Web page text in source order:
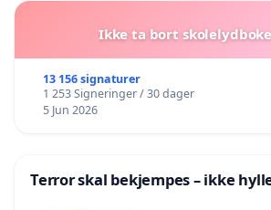
Ikke ta bort
13 156 signaturer
1 253 Signeringer / 30 dager
5 Jun 2026
Terror skal bekjempes – ikke